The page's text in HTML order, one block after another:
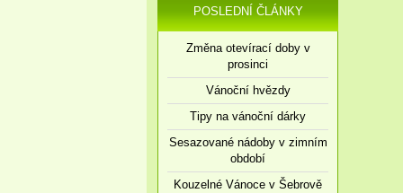
POSLEDNÍ ČLÁNKY
Změna otevírací doby v
prosinci
Vánoční hvězdy
Tipy na vánoční dárky
Sesazované nádoby v zimním
období
Kouzelné Vánoce v Šebrově